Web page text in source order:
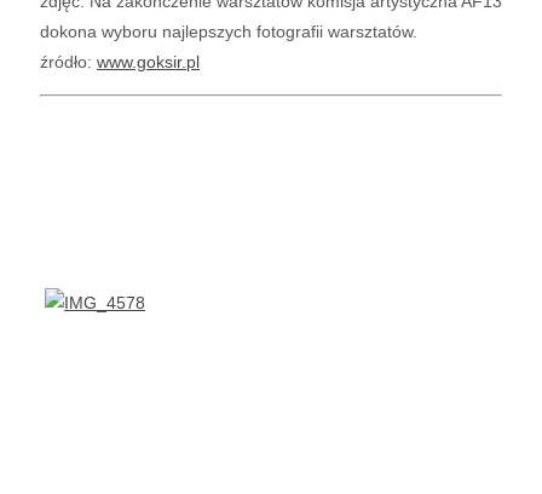
dokona wyboru najlepszych fotografii warsztatów.
źródło: www.goksir.pl